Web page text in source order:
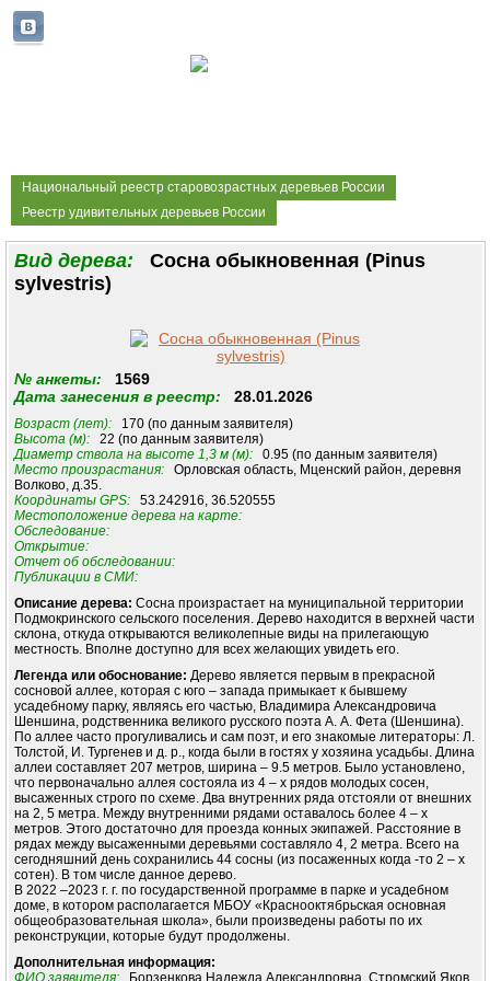
Национальный реестр старовозрастных деревьев России
Реестр удивительных деревьев России
Вид дерева: Сосна обыкновенная (Pinus
sylvestris)
№ анкеты: 1569
Дата занесения в реестр: 28.01.2026
Возраст (лет):170 (по данным заявителя)
Высота (м):22 (по данным заявителя)
Диаметр ствола на высоте 1,3 м (м):0.95 (по данным заявителя)
Место произрастания:Орловская область, Мценский район, деревня
Волково, д.35.
Координаты GPS:53.242916, 36.520555
Местоположение дерева на карте:
Обследование:
Открытие:
Отчет об обследовании:
Публикации в СМИ:
Описание дерева: Сосна произрастает на муниципальной территории
Подмокринского сельского поселения. Дерево находится в верхней части
склона, откуда открываются великолепные виды на прилегающую
местность. Вполне доступно для всех желающих увидеть его.
Легенда или обоснование: Дерево является первым в прекрасной
сосновой аллее, которая с юго – запада примыкает к бывшему
усадебному парку, являясь его частью, Владимира Александровича
Шеншина, родственника великого русского поэта А. А. Фета (Шеншина).
По аллее часто прогуливались и сам поэт, и его знакомые литераторы: Л.
Толстой, И. Тургенев и д. р., когда были в гостях у хозяина усадьбы. Длина
аллеи составляет 207 метров, ширина – 9.5 метров. Было установлено,
что первоначально аллея состояла из 4 – х рядов молодых сосен,
высаженных строго по схеме. Два внутренних ряда отстояли от внешних
на 2, 5 метра. Между внутренними рядами оставалось более 4 – х
метров. Этого достаточно для проезда конных экипажей. Расстояние в
рядах между высаженными деревьями составляло 4, 2 метра. Всего на
сегодняшний день сохранились 44 сосны (из посаженных когда -то 2 – х
сотен). В том числе данное дерево.
В 2022 –2023 г. г. по государственной программе в парке и усадебном
доме, в котором располагается МБОУ «Краснооктябрьская основная
общеобразовательная школа», были произведены работы по их
реконструкции, которые будут продолжены.
Дополнительная информация: